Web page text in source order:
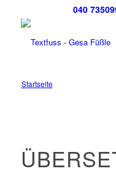
040
Startseite